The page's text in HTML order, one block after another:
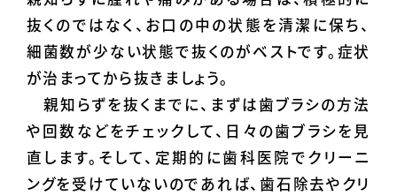
抜くのではなく、お口の中の状態を清潔に保ち、
細菌数が少ない状態で抜くのがベストです。症状
が治まってから抜きましょう。
親知らずを抜くまでに、まずは歯ブラシの方法
や回数などをチェックして、日々の歯ブラシを見
直します。そして、定期的に歯科医院でクリーニ
ングを受けていないのであれば、歯石除去やクリ